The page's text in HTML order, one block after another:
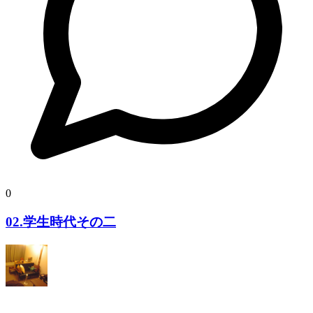
0
02.学生時代その二